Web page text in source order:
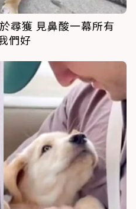
尋獲 見鼻酸一幕所有
們好